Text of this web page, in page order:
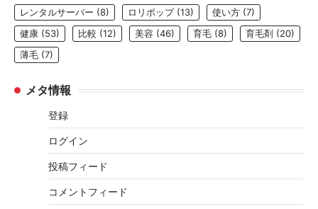
レンタルサーバー (8) ロリポップ(13) 使い方 (7)
健康 (53) 比較 (12) 美容 (46) 育毛 (8) 育毛剤 (20)
薄毛 (7)
メタ情報
登録
ログイン
投稿フィード
コメントフィード